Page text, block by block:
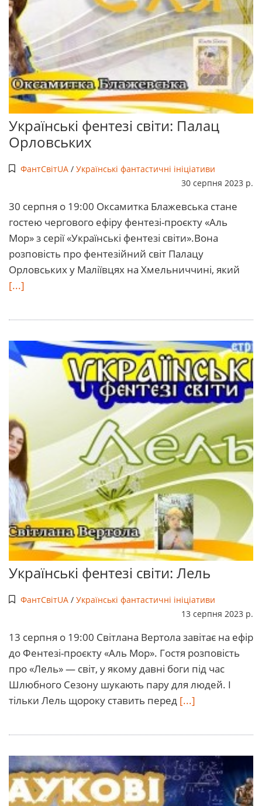
Українські фентезі світи: Палац
Орловських
ФантСвітUA/ Українські фантастичні ініціативи
30 серпня 2023 р.
30 серпня о 19:00 Оксамитка Блажевська стане
гостею чергового ефіру фентезі-проєкту «Аль
Мор» з серії «Українські фентезі світи».Вона
розповість про фентезійний світ Палацу
Орловських у Маліївцях на Хмельниччині, який
[...]
Українські фентезі світи: Лель
ФантСвітUA/ Українські фантастичні ініціативи
13 серпня 2023 р.
13 серпня о 19:00 Світлана Вертола завітає на ефір
до Фентезі-проєкту «Аль Мор». Гостя розповість
про «Лель» — світ, у якому давні боги під час
Шлюбного Сезону шукають пару для людей. І
тільки Лель щороку ставить перед [...]